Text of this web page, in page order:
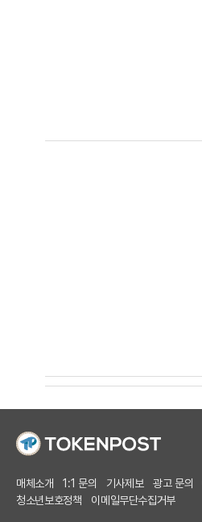
매체소개 1:1 문의 기사제보 광고 문의
청소년보호정책
이메일무단수집거부